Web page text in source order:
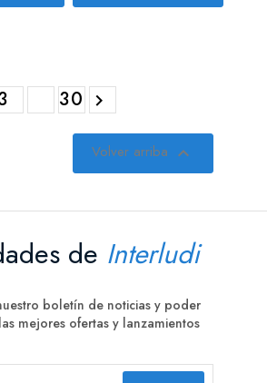
30 
Volver arriba 
de Interludi
boletín de noticias y poder
mejores ofertas y lanzamientos